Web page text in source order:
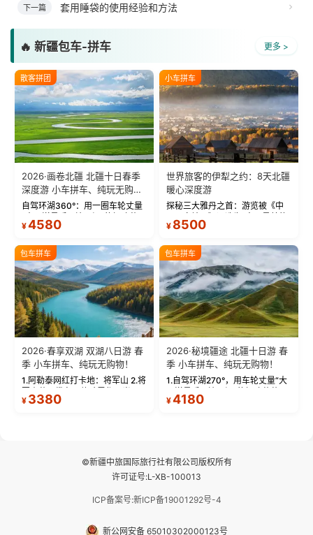
下一篇 套用睡袋的使用经验和方法
🔥 新疆包车-拼车 更多 >
散客拼团
2026·画卷北疆 北疆十日春季
深度游 小车拼车、纯玩无购
物！
自驾环湖360°：用一圈车轮丈量
蓝。 赛湖旅拍：甄选多款风格服
绝美瞬间。 赛湖坦克300跟车视
频：专业摄影师...
¥4580
小车拼车
世界旅客的伊犁之约：8天北疆
暖心深度游
探秘三大雅丹之首：游览被《中
三大雅丹”第一名的克拉玛依魔鬼
瓦人最大村落——禾木村，欣赏
晨雾与小木...
¥ 8500
包车拼车
2026·春享双湖 双湖八日游 春
季 小车拼车、纯玩无购物！
1.阿勒泰网红打卡地：将军山 2.将
军山落日缆车，体验雪都风光 3.
将军山，夕阳派对，蹦迪party 4.
¥ 3380
包车拼车
2026·秘境疆途 北疆十日游 春
季 小车拼车、纯玩无购物！
1.自驾环湖270°，用车轮丈量“大
西洋最后一滴眼泪”的极致蔚蓝，
让雪山、花海与深邃湖水在转弯
¥4180
©新疆中旅国际旅行社有限公司版权所有
许可证号:L-XB-100013
ICP备案号:新ICP备19001292号-4
新公网安备 65010302000123号